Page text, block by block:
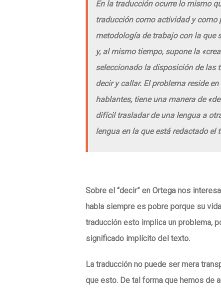
En la traducción ocurre lo mismo
traducción como actividad y como
metodología de trabajo con la que
y, al mismo tiempo, supone la
seleccionado la disposición de las
decir y callar. El problema reside
hablantes, tiene una manera de
difícil trasladar de una lengua a
lengua en la que está redactado el
Sobre el “decir” en Ortega nos
habla siempre es pobre porque su
traducción esto implica un problema,
significado implícito del texto.
La traducción no puede ser mera
que esto. De tal forma que hemos de